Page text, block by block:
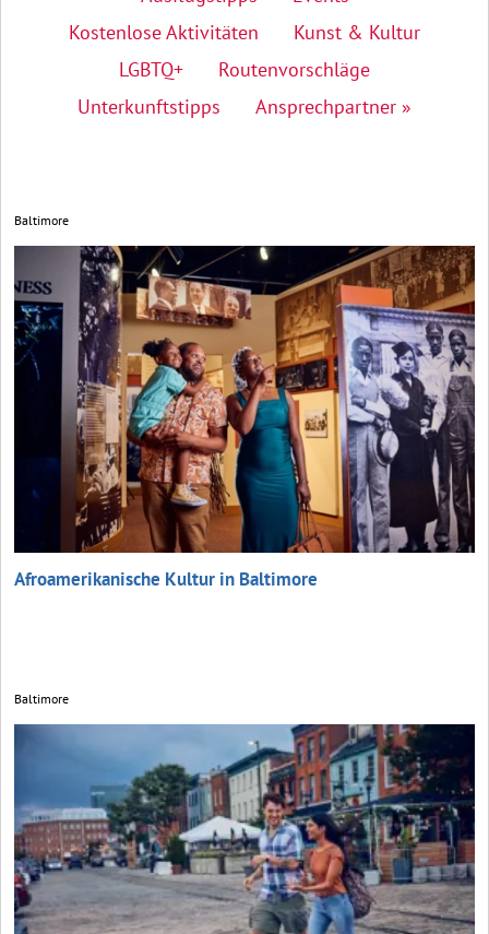
Kostenlose Aktivitäten
Kunst & Kultur
LGBTQ+
Routenvorschläge
Unterkunftstipps
Ansprechpartner »
Baltimore
Afroamerikanische Kultur in Baltimore
Baltimore